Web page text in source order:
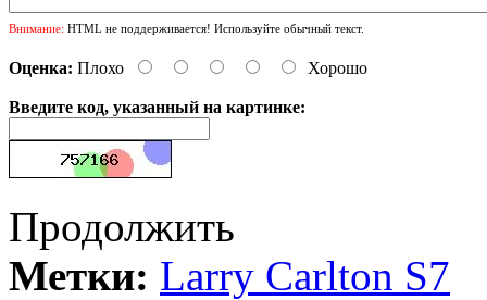
Внимание: HTML не поддерживается! Используйте обычный текст.
Оценка: Плохо Хорошо
Введите код, указанный на картинке:
Продолжить
Метки: Larry Carlton S7